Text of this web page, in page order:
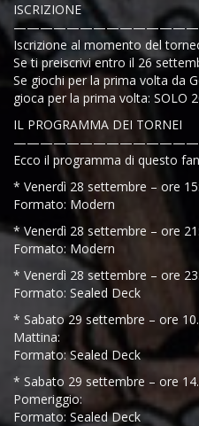
ISCRIZIONE
Iscrizione al momento del
Se ti preiscrivi entro il 26
Se giochi per la prima volta da
gioca per la prima volta: SOLO
IL PROGRAMMA DEI TORNEI
Ecco il programma di questo
* Venerdì 28 settembre – ore
Formato: Modern
* Venerdì 28 settembre – ore
Formato: Modern
* Venerdì 28 settembre – ore
Formato: Sealed Deck
* Sabato 29 settembre – ore
Mattina:
Formato: Sealed Deck
* Sabato 29 settembre – ore
Pomeriggio:
Formato: Sealed Deck